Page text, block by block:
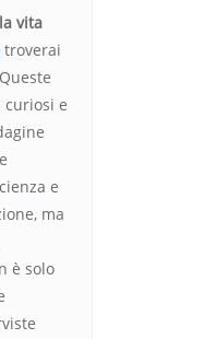
vita
troverai
e
e
ma
è solo